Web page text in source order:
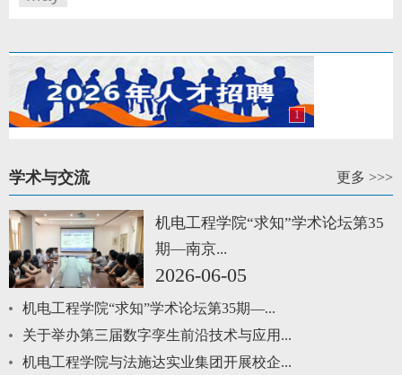
1
学术与交流 更多 >>>
机电工程学院“求知”学术论坛第35
期—南京...
2026-06-05
机电工程学院“求知”学术论坛第35期—...
关于举办第三届数字孪生前沿技术与应用...
机电工程学院与法施达实业集团开展校企...